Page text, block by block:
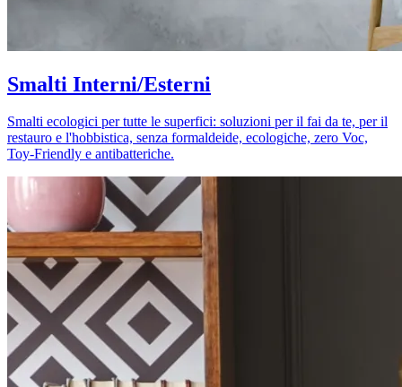
Smalti Interni/Esterni
Smalti ecologici per tutte le superfici: soluzioni per il fai da te, per il
restauro e l'hobbistica, senza formaldeide, ecologiche, zero Voc,
Toy-Friendly e antibatteriche.